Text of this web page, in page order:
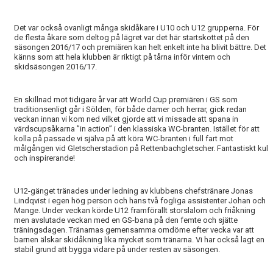
Det var också ovanligt många skidåkare i U10 och U12 grupperna. För
de flesta åkare som deltog på lägret var det här startskottet på den
säsongen 2016/17 och premiären kan helt enkelt inte ha blivit bättre. Det
känns som att hela klubben är riktigt på tårna inför vintern och
skidsäsongen 2016/17.
En skillnad mot tidigare år var att World Cup premiären i GS som
traditionsenligt går i Sölden, för både damer och herrar, gick redan
veckan innan vi kom ned vilket gjorde att vi missade att spana in
värdscupsåkarna ”in action” i den klassiska WC-branten. Istället för att
kolla på passade vi själva på att köra WC-branten i full fart mot
målgången vid Gletscherstadion på Rettenbachgletscher. Fantastiskt kul
och inspirerande!
U12-gänget tränades under ledning av klubbens chefstränare Jonas
Lindqvist i egen hög person och hans två fogliga assistenter Johan och
Mange. Under veckan körde U12 framförallt storslalom och friåkning
men avslutade veckan med en GS-bana på den femte och sjätte
träningsdagen. Tränarnas gemensamma omdöme efter vecka var att
barnen älskar skidåkning lika mycket som tränarna. Vi har också lagt en
stabil grund att bygga vidare på under resten av säsongen.